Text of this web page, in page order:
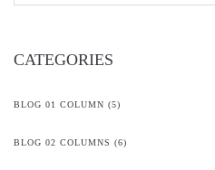
CATEGORIES
BLOG 01 COLUMN (5)
BLOG 02 COLUMNS (6)